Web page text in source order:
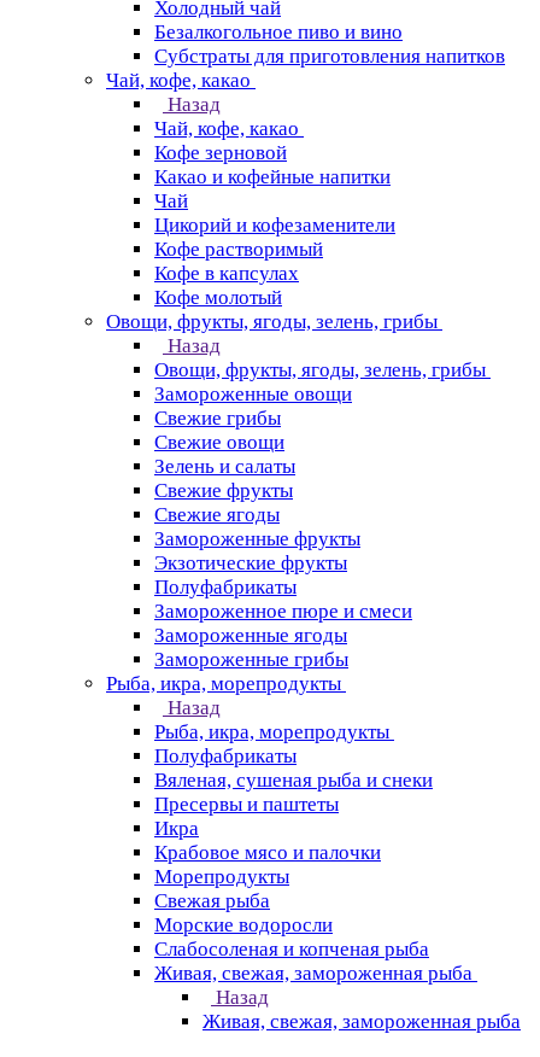
Холодный чай
Безалкогольное пиво и вино
Субстраты для приготовления напитков
Чай, кофе, какао
Назад
Чай, кофе, какао
Кофе зерновой
Какао и кофейные напитки
Чай
Цикорий и кофезаменители
Кофе растворимый
Кофе в капсулах
Кофе молотый
Овощи, фрукты, ягоды, зелень, грибы
Назад
Овощи, фрукты, ягоды, зелень, грибы
Замороженные овощи
Свежие грибы
Свежие овощи
Зелень и салаты
Свежие фрукты
Свежие ягоды
Замороженные фрукты
Экзотические фрукты
Полуфабрикаты
Замороженное пюре и смеси
Замороженные ягоды
Замороженные грибы
Рыба, икра, морепродукты
Назад
Рыба, икра, морепродукты
Полуфабрикаты
Вяленая, сушеная рыба и снеки
Пресервы и паштеты
Икра
Крабовое мясо и палочки
Морепродукты
Свежая рыба
Морские водоросли
Слабосоленая и копченая рыба
Живая, свежая, замороженная рыба
Назад
Живая, свежая, замороженная рыба